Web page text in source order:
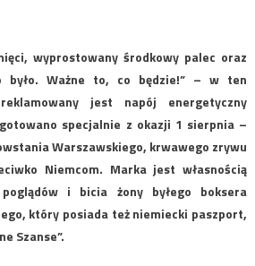
wyprostowany środkowy palec oraz
było. Ważne to, co będzie!” – w ten
jest napój energetyczny
specjalnie z okazji 1 sierpnia –
Warszawskiego, krwawego zrywu
Niemcom. Marka jest własnością
i bicia żony byłego boksera
który posiada też niemiecki paszport,
Szanse”.